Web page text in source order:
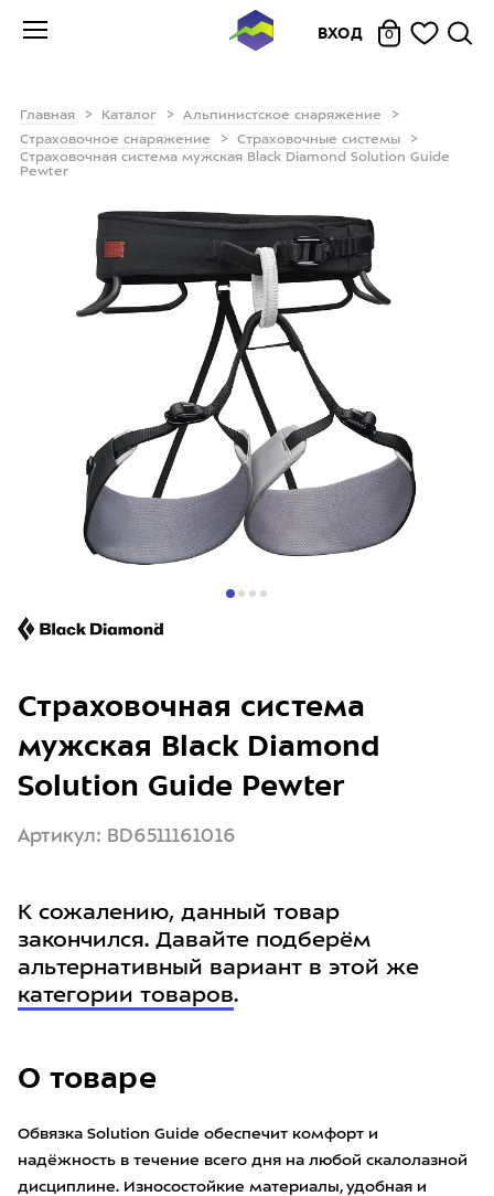
ВХОД 0
Главная Каталог
Альпинистское снаряжение
Страховочное снаряжение
Страховочные системы
Страховочная система мужская Black Diamond Solution Guide
Pewter
О товаре
Обвязка Solution Guide обеспечит комфорт и
надёжность в течение всего дня на любой скалолазной
дисциплине. Износостойкие материалы, удобная и
Страховочная система
мужская Black Diamond
Solution Guide Pewter
Артикул: BD6511161016
К сожалению, данный товар
закончился. Давайте подберём
альтернативный вариант в этой же
категории товаров.